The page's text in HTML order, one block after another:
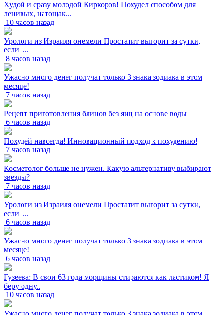
Худой и сразу молодой Киркоров! Похудел способом для
ленивых, натощак...
10 часов назад
Урологи из Израиля онемели Простатит выгорит за сутки,
если ....
8 часов назад
Ужасно много денег получат только 3 знака зодиака в этом
месяце!
7 часов назад
Рецепт приготовления блинов без яиц на основе воды
6 часов назад
Похудей навсегда! Инновационный подход к похудению!
7 часов назад
Косметолог больше не нужен. Какую альтернативу выбирают
звезды?
7 часов назад
Урологи из Израиля онемели Простатит выгорит за сутки,
если ....
6 часов назад
Ужасно много денег получат только 3 знака зодиака в этом
месяце!
6 часов назад
Гузеева: В свои 63 года морщины стираются как ластиком! Я
беру одну..
10 часов назад